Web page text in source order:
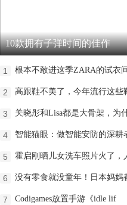
10款拥有子弹时间的佳作
1 根本不敢进这季ZARA的试衣
2 高跟鞋不美了，今年流行这些
3 关晓彤和Lisa都是大骨架，为
4 智能猫眼：做智能安防的深耕
5 霍启刚晒儿女洗车照片火了，
6 没有零食就没童年！日本妈妈
7 Codigames放置手游《idle lif